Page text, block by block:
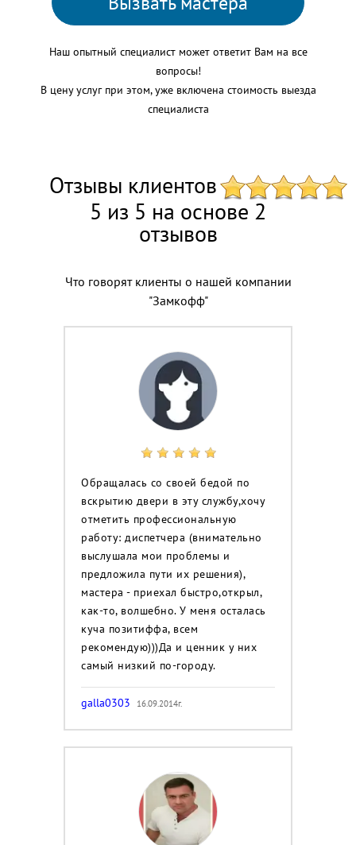
Наш опытный специалист может ответит Вам на все
вопросы!
В цену услуг при этом, уже включена стоимость выезда
специалиста
Отзывы клиентов
5 из 5 на основе 2
отзывов
Что говорят клиенты о нашей компании
"Замкофф"
Обращалась со своей бедой по
вскрытию двери в эту службу,хочу
отметить профессиональную
работу: диспетчера (внимательно
выслушала мои проблемы и
предложила пути их решения),
мастера - приехал быстро,открыл,
как-то, волшебно. У меня осталась
куча позитиффа, всем
рекомендую)))Да и ценник у них
самый низкий по-городу.
galla0303 16.09.2014г.